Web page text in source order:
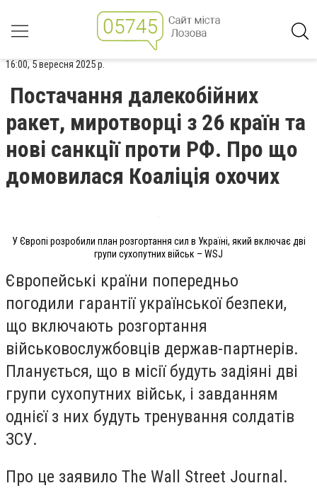
16:00, 5 вересня 2025 р.
Постачання далекобійних
ракет, миротворці з 26 країн та
нові санкції проти РФ. Про що
домовилася Коаліція охочих
У Європі розробили план розгортання сил в Україні, який включає дві
групи сухопутних військ – WSJ
Європейські країни попередньо
погодили гарантії української безпеки,
що включають розгортання
військовослужбовців держав-партнерів.
Планується, що в місії будуть задіяні дві
групи сухопутних військ, і завданням
однієї з них будуть тренування солдатів
ЗСУ.
Про це заявило The Wall Street Journal.